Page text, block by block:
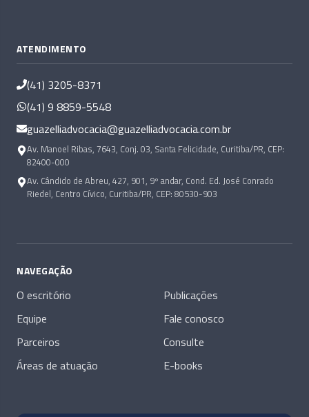
ATENDIMENTO
(41) 3205-8371
(41) 9 8859-5548
guazelliadvocacia@guazelliadvocacia.com.br
Av. Manoel Ribas, 7643, Conj. 03, Santa Felicidade, Curitiba/PR, CEP:
82400-000
Av. Cândido de Abreu, 427, 901, 9º andar, Cond. Ed. José Conrado
Riedel, Centro Cívico, Curitiba/PR, CEP: 80530-903
NAVEGAÇÃO
O escritório
Equipe
Parceiros
Áreas de atuação
Publicações
Fale conosco
Consulte
E-books